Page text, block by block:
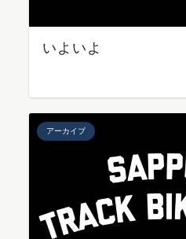
いよいよ
アーカイブ